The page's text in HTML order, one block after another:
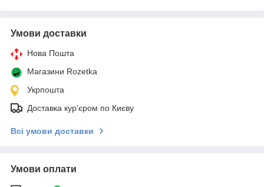
Умови доставки
Нова Пошта
Магазини Rozetka
Укрпошта
Доставка кур'єром по Києву
Всі умови доставки
Умови оплати